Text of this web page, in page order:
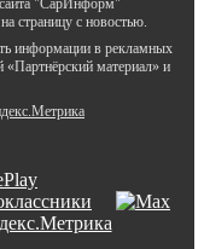
"СарИнформ"
страницу с новостью.
информации в рекламных
«Партнёрский материал» и